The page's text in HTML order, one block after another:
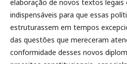
elaboração de novos textos legais
indispensáveis para que essas
estruturassem em tempos
das questões que mereceram
conformidade desses novos